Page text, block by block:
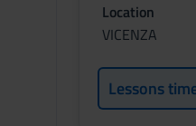
Location
VICENZA
Lessons